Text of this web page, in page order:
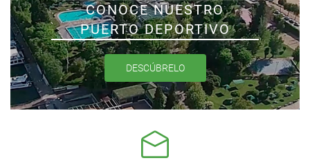
CONOCE NUESTRO
PUERTO DEPORTIVO
DESCÚBRELO